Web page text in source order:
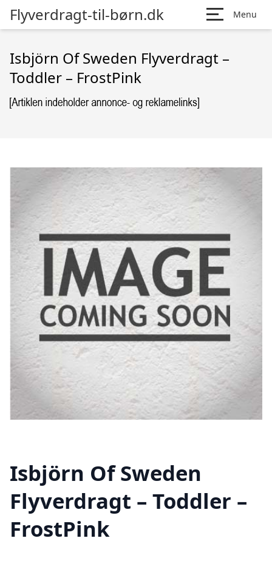
Flyverdragt-til-børn.dk Menu
Isbjörn Of Sweden Flyverdragt –
Toddler – FrostPink
Isbjörn Of Sweden
Flyverdragt – Toddler –
FrostPink